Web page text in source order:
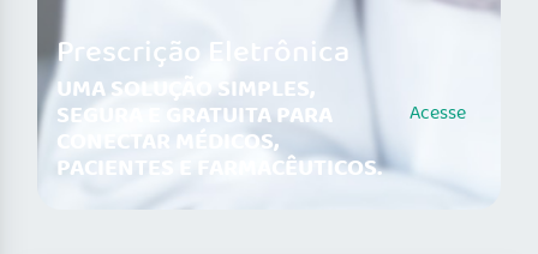
Prescrição Eletrônica
UMA SOLUÇÃO SIMPLES,
SEGURA E GRATUITA PARA
CONECTAR MÉDICOS,
PACIENTES E FARMACÊUTICOS.
Acesse